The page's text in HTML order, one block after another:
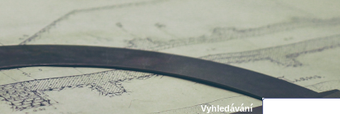
Vyhledávání